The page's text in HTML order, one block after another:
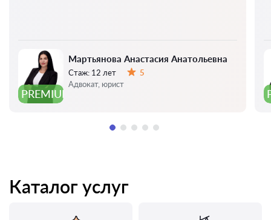
PREMIUM
Мартьянова Анастасия Анатольевна
Стаж: 12 лет
5
Адвокат, юрист
Каталог услуг